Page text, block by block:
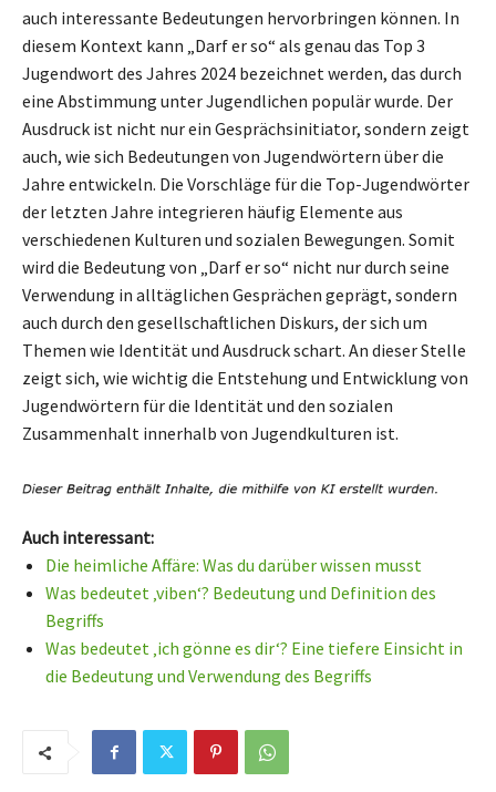
auch interessante Bedeutungen hervorbringen können. In
diesem Kontext kann „Darf er so“ als genau das Top 3
Jugendwort des Jahres 2024 bezeichnet werden, das durch
eine Abstimmung unter Jugendlichen populär wurde. Der
Ausdruck ist nicht nur ein Gesprächsinitiator, sondern zeigt
auch, wie sich Bedeutungen von Jugendwörtern über die
Jahre entwickeln. Die Vorschläge für die Top-Jugendwörter
der letzten Jahre integrieren häufig Elemente aus
verschiedenen Kulturen und sozialen Bewegungen. Somit
wird die Bedeutung von „Darf er so“ nicht nur durch seine
Verwendung in alltäglichen Gesprächen geprägt, sondern
auch durch den gesellschaftlichen Diskurs, der sich um
Themen wie Identität und Ausdruck schart. An dieser Stelle
zeigt sich, wie wichtig die Entstehung und Entwicklung von
Jugendwörtern für die Identität und den sozialen
Zusammenhalt innerhalb von Jugendkulturen ist.
Auch interessant:
Die heimliche Affäre: Was du darüber wissen musst
Was bedeutet ‚viben‘? Bedeutung und Definition des
Begriffs
Was bedeutet ‚ich gönne es dir‘? Eine tiefere Einsicht in
die Bedeutung und Verwendung des Begriffs